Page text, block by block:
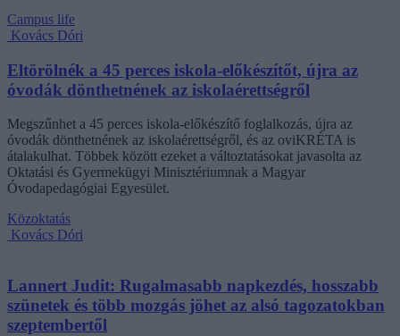
Campus life
Kovács Dóri
Eltörölnék a 45 perces iskola-előkészítőt, újra az
óvodák dönthetnének az iskolaérettségről
Megszűnhet a 45 perces iskola-előkészítő foglalkozás, újra az
óvodák dönthetnének az iskolaérettségről, és az oviKRÉTA is
átalakulhat. Többek között ezeket a változtatásokat javasolta az
Oktatási és Gyermekügyi Minisztériumnak a Magyar
Óvodapedagógiai Egyesület.
Közoktatás
Kovács Dóri
Lannert Judit: Rugalmasabb napkezdés, hosszabb
szünetek és több mozgás jöhet az alsó tagozatokban
szeptembertől